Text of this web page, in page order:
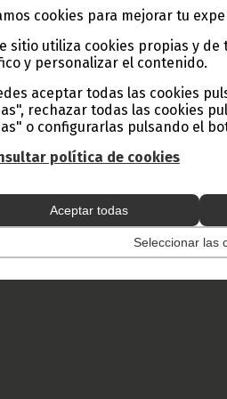
cookies para mejorar tu
sitio utiliza cookies propias y
y personalizar el contenido.
aceptar todas las cookies
rechazar todas las cookies
o configurarlas pulsando el
política de cookies
Aceptar todas
Seleccionar las
estaba acompañada del
General, Felipe Ondo.
la Enseñanza Preescolar, María
de los centros educativos, para
clasificando por edades y conocer
sobre los malos
de Educación y sobre aquellos